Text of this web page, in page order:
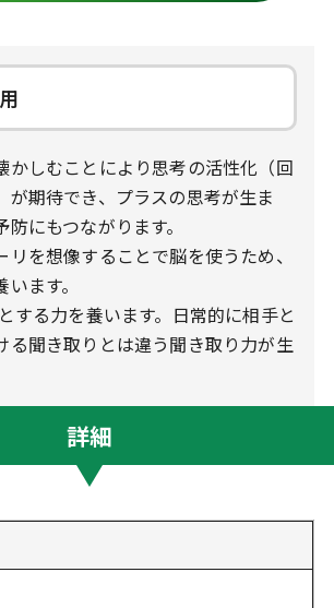
かしむことにより思考の活性化（回
が期待でき、プラスの思考が生ま
にもつながります。
リを想像することで脳を使うため、
ます。
する力を養います。日常的に相手と
る聞き取りとは違う聞き取り力が生
詳細